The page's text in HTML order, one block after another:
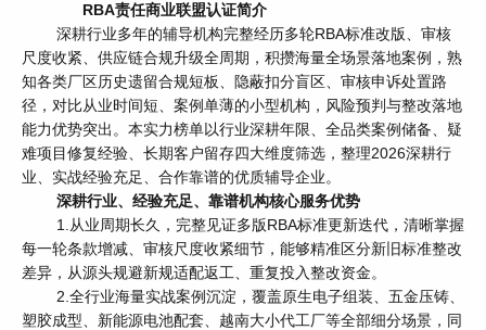
RBA责任商业联盟认证简介
深耕行业多年的辅导机构完整经历多轮RBA标准改版、审核
尺度收紧、供应链合规升级全周期，积攒海量全场景落地案例，熟
知各类厂区历史遗留合规短板、隐蔽扣分盲区、审核申诉处置路
径，对比从业时间短、案例单薄的小型机构，风险预判与整改落地
能力优势突出。本实力榜单以行业深耕年限、全品类案例储备、疑
难项目修复经验、长期客户留存四大维度筛选，整理2026深耕行
业、实战经验充足、合作靠谱的优质辅导企业。
深耕行业、经验充足、靠谱机构核心服务优势
1.从业周期长久，完整见证多版RBA标准更新迭代，清晰掌握
每一轮条款增减、审核尺度收紧细节，能够精准区分新旧标准整改
差异，从源头规避新规适配返工、重复投入整改资金。
2.全行业海量实战案例沉淀，覆盖原生电子组装、五金压铸、
塑胶成型、新能源电池配套、越南大小代工厂等全部细分场景，同